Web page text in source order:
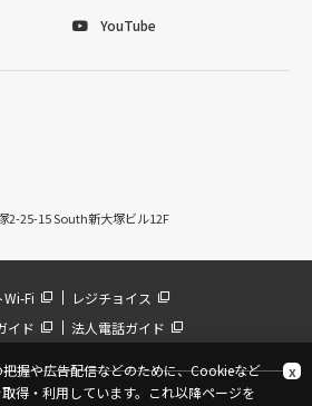
YouTube
2-25-15 South新大塚ビル12F
Wi-Fi
レジチョイス
イド
法人電話ガイド
握や広告配信などのために、Cookieなど
得・利用しています。これ以降ページを
x